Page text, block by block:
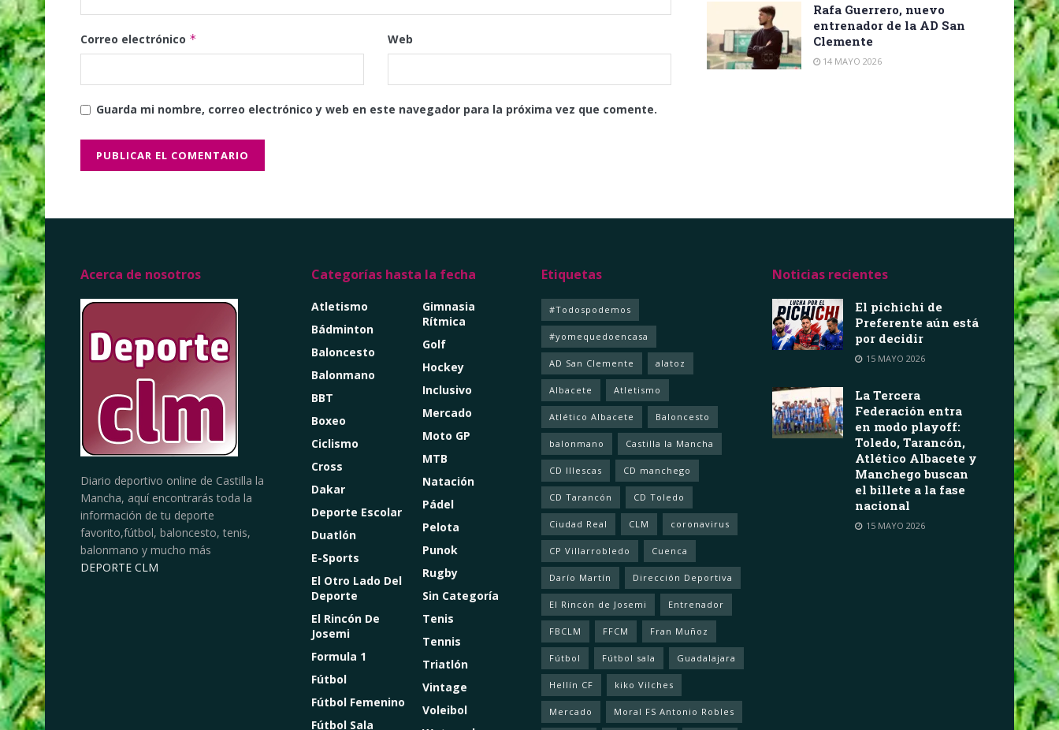
Correo electrónico * Web
Guarda mi nombre, correo electrónico y web en este navegador para la próxima vez que comente.
Rafa Guerrero, nuevo
entrenador de la AD San
Clemente
14 MAYO 2026
Acerca de nosotros
Diario deportivo online de Castilla la
Mancha, aquí encontrarás toda la
información de tu deporte
favorito,fútbol, baloncesto, tenis,
balonmano y mucho más
DEPORTE CLM
Categorías hasta la fecha
Atletismo
Bádminton
Baloncesto
Balonmano
BBT
Boxeo
Ciclismo
Cross
Dakar
Deporte Escolar
Duatlón
E-Sports
El Otro Lado Del
Deporte
El Rincón De
Josemi
Formula 1
Fútbol
Fútbol Femenino
Fútbol Sala
Gimnasia
Rítmica
Golf
Hockey
Inclusivo
Mercado
Moto GP
MTB
Natación
Pádel
Pelota
Punok
Rugby
Sin Categoría
Tenis
Tennis
Triatlón
Vintage
Voleibol
Etiquetas
#Todospodemos
#yomequedoencasa
AD San Clemente alatoz
Albacete Atletismo
Atlético Albacete Baloncesto
balonmano Castilla la Mancha
CD Illescas CD manchego
CD Tarancón CD Toledo
Ciudad Real CLM coronavirus
CP Villarrobledo Cuenca
Darío Martín Dirección Deportiva
El Rincón de Josemi Entrenador
FBCLM FFCM Fran Muñoz
Fútbol Fútbol sala Guadalajara
Hellín CF kiko Vilches
Mercado Moral FS Antonio Robles
Noticias recientes
El pichichi de
Preferente aún está
por decidir
15 MAYO 2026
La Tercera
Federación entra
en modo playoff:
Toledo, Tarancón,
Atlético Albacete y
Manchego buscan
el billete a la fase
nacional
15 MAYO 2026